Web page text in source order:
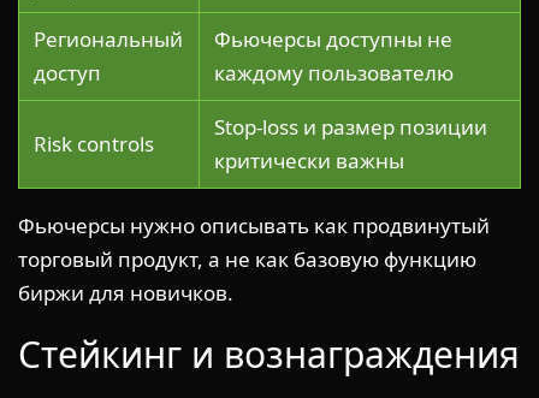
Региональный
доступ
Фьючерсы доступны не
каждому пользователю
Risk controls
Stop-loss и размер позиции
критически важны
Фьючерсы нужно описывать как продвинутый
торговый продукт, а не как базовую функцию
биржи для новичков.
Стейкинг и вознаграждения